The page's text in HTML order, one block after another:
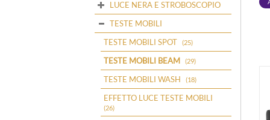
LUCE NERA E STROBOSCOPIO
TESTE MOBILI
TESTE MOBILI SPOT
(25)
TESTE MOBILI BEAM (29)
TESTE MOBILI WASH (18)
EFFETTO LUCE TESTE MOBILI
(26)